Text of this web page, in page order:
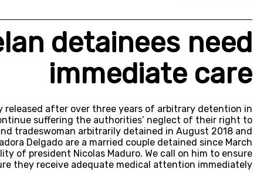
detainees need
immediate care
released after over three years of arbitrary detention in
suffering the authorities’ neglect of their right to
tradeswoman arbitrarily detained in August 2018 and
Delgado are a married couple detained since March
of president Nicolas Maduro. We call on him to ensure
they receive adequate medical attention immediately.